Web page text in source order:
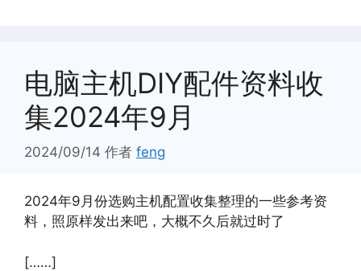
电脑主机DIY配件资料收
集2024年9月
2024/09/14 作者 feng
2024年9月份选购主机配置收集整理的一些参考资
料，照原样发出来吧，大概不久后就过时了
[……]